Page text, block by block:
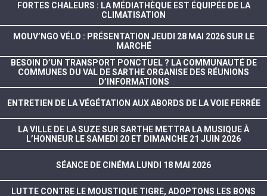
FORTES CHALEURS : LA MÉDIATHÈQUE EST ÉQUIPÉE DE LA
CLIMATISATION
MOUV’NGO VÉLO : PRÉSENTATION JEUDI 28 MAI 2026 SUR LE
MARCHÉ
BESOIN D’UN TRANSPORT PONCTUEL ? LA COMMUNAUTÉ DE
COMMUNES DU VAL DE SARTHE ORGANISE DES RÉUNIONS
D’INFORMATIONS
ENTRETIEN DE LA VÉGÉTATION AUX ABORDS DE LA VOIE FERRÉE
LA VILLE DE LA SUZE SUR SARTHE METTRA LA MUSIQUE À
L’HONNEUR LE SAMEDI 20 ET DIMANCHE 21 JUIN 2026
SÉANCE DE CINÉMA LUNDI 18 MAI 2026
LUTTE CONTRE LE MOUSTIQUE TIGRE, ADOPTONS LES BONS